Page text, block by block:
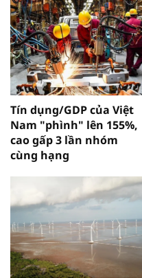
Tín dụng/GDP của Việt
Nam "phình" lên 155%,
cao gấp 3 lần nhóm
cùng hạng